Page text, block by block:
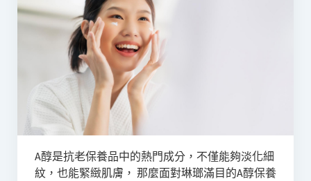
A醇是抗老保養品中的熱門成分，不僅能夠淡化細
紋，也能緊緻肌膚， 那麼面對琳瑯滿目的A醇保養